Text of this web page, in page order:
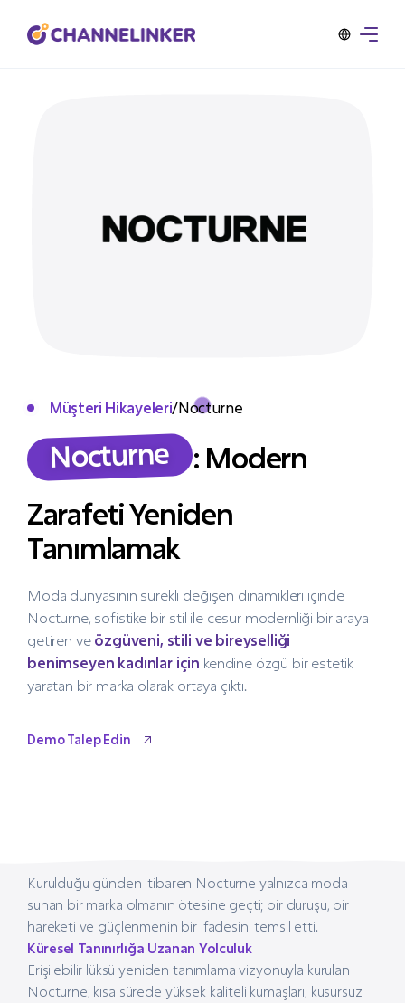
Müşteri Hikayeleri/Nocturne
Nocturne
: Modern
Zarafeti Yeniden
Tanımlamak
Moda dünyasının sürekli değişen dinamikleri içinde
Nocturne, sofistike bir stil ile cesur modernliği bir araya
getiren veözgüveni, stili ve bireyselliği
benimseyen kadınlar için kendine özgü bir estetik
yaratan bir marka olarak ortaya çıktı.
Demo Talep Edin
Kurulduğu günden itibaren Nocturne yalnızca moda
sunan bir marka olmanın ötesine geçti; bir duruşu, bir
hareketi ve güçlenmenin bir ifadesini temsil etti.
Küresel Tanınırlığa Uzanan Yolculuk
Erişilebilir lüksü yeniden tanımlama vizyonuyla kurulan
Nocturne, kısa sürede yüksek kaliteli kumaşları, kusursuz